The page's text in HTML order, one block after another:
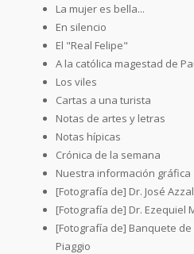
La mujer es bella...
En silencio
El "Real Felipe"
A la católica magestad de
Los viles
Cartas a una turista
Notas de artes y letras
Notas hípicas
Crónica de la semana
Nuestra información gráfica
[Fotografía de] Dr. José
[Fotografía de] Dr. Ezequiel
[Fotografía de] Banquete
Piaggio